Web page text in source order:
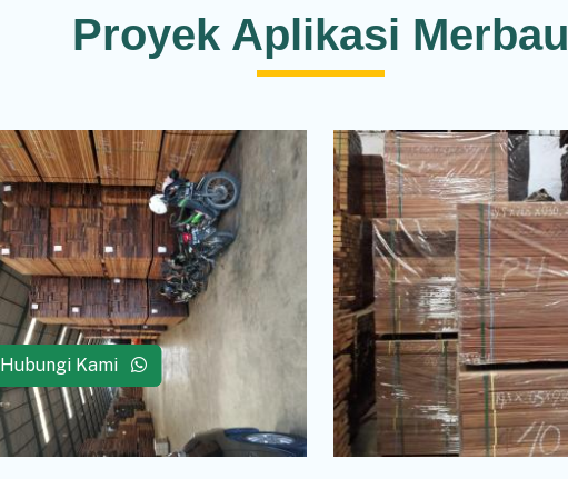
Hubungi Kami
Proyek Aplikasi Merbau